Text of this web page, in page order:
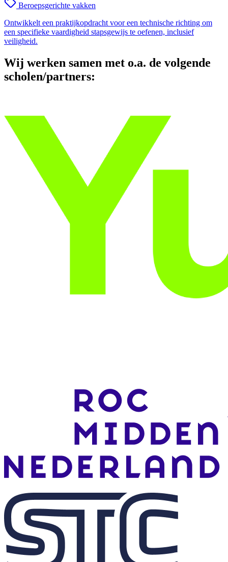
Beroepsgerichte vakken
Ontwikkelt een praktijkopdracht voor een technische richting om
een specifieke vaardigheid stapsgewijs te oefenen, inclusief
veiligheid.
Wij werken samen met o.a. de volgende
scholen/partners: